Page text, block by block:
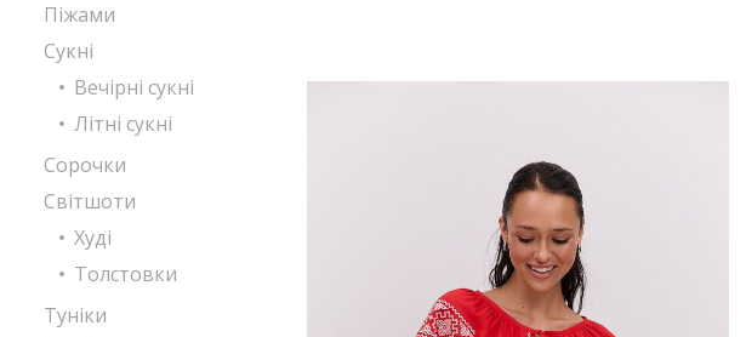
Піжами
Сукні
Вечірні сукні
Літні сукні
Сорочки
Світшоти
Худі
Толстовки
Туніки